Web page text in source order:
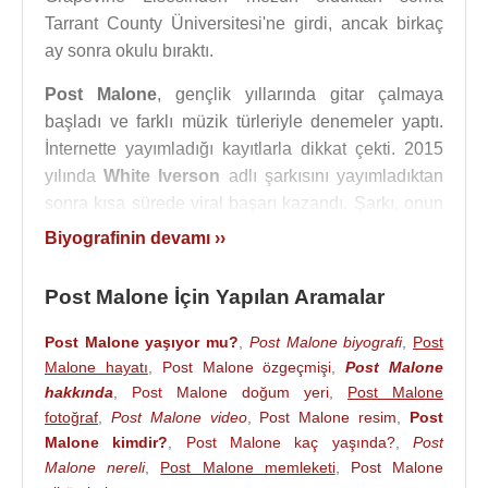
Tarrant County Üniversitesi'ne girdi, ancak birkaç
ay sonra okulu bıraktı.
Post Malone, gençlik yıllarında gitar çalmaya
başladı ve farklı müzik türleriyle denemeler yaptı.
İnternette yayımladığı kayıtlarla dikkat çekti. 2015
yılındaWhite Iverson adlı şarkısını yayımladıktan
sonra kısa sürede viral başarı kazandı. Şarkı, onun
melankolik vokal tarzını, trap ritimlerini ve melodik
2015 yılında şarkıcı Ashlen Diaz ile ilişkiye başladı.
Post Malone
, 2016 yılında ilk stüdyo albümü
Stoney’i yayımladı. AlbümdeWhite Iverson,
Congratulationsve Go Flexgibi şarkılar yer aldı.
Congratulations
,Quavoile yapılan iş birliği
sayesinde büyük bir hit haline geldi. Bu albüm,
Biyografinin devamı ››
Post Malone İçin Yapılan Aramalar
Post Malone yaşıyor mu? Post Malone biyografi, Post
Malone hayatı
Post Malone özgeçmişi ,Post Malone
hakkında
Post Malone doğum yeri
Post Malone
fotoğraf
Post Malone video, Post Malone resim
Post
Malone kimdir?
Post Malone kaç yaşında?,Post
Malone nereli, Post Malone memleketi, Post Malone